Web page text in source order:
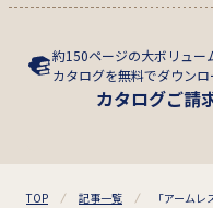
約150ページの大ボリュー
カタログを無料でダウンロ
カタログご請
TOP 記事一覧 「アーム